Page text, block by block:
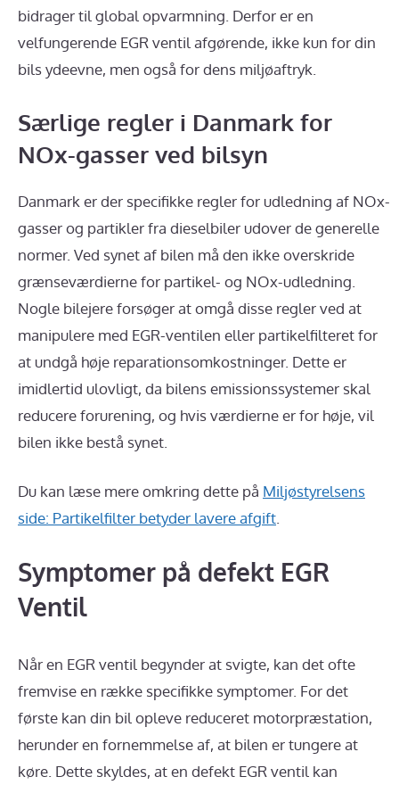
bidrager til global opvarmning. Derfor er en
velfungerende EGR ventil afgørende, ikke kun for din
bils ydeevne, men også for dens miljøaftryk.
Særlige regler i Danmark for
NOx-gasser ved bilsyn
Danmark er der specifikke regler for udledning af NOx-
gasser og partikler fra dieselbiler udover de generelle
normer. Ved synet af bilen må den ikke overskride
grænseværdierne for partikel- og NOx-udledning.
Nogle bilejere forsøger at omgå disse regler ved at
manipulere med EGR-ventilen eller partikelfilteret for
at undgå høje reparationsomkostninger. Dette er
imidlertid ulovligt, da bilens emissionssystemer skal
reducere forurening, og hvis værdierne er for høje, vil
bilen ikke bestå synet.
Du kan læse mere omkring dette på Miljøstyrelsens
side: Partikelfilter betyder lavere afgift
Symptomer på defekt EGR
Ventil
Når en EGR ventil begynder at svigte, kan det ofte
fremvise en række specifikke symptomer. For det
første kan din bil opleve reduceret motorpræstation,
herunder en fornemmelse af, at bilen er tungere at
køre. Dette skyldes, at en defekt EGR ventil kan